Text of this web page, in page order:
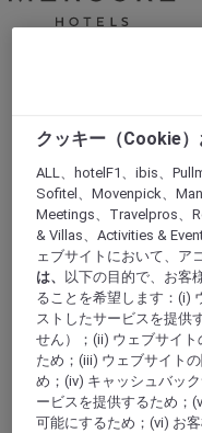
クッキー（Cookie
ALL、hotelF1、ibis、
Sofitel、Movenpick、
Meetings、Travelpros、
& Villas、Activities &
ェブサイトにおいて、ア
は、
以下の目的で、お客
ることを希望します：(i)
ストしたサービスを提供
せん）；(ii) ウェブサイ
ため；(iii) ウェブサイト
め；(iv) キャッシュバッ
ービスを提供するため；
可能にするため；(vi) お